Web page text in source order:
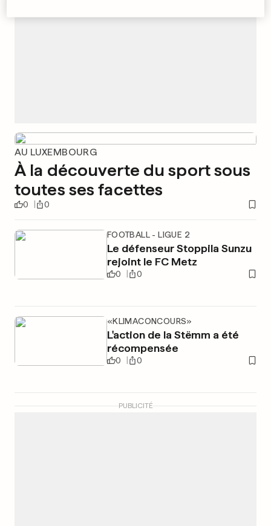
AU LUXEMBOURG
À la découverte du sport sous
toutes ses facettes
0 0
FOOTBALL - LIGUE 2
Le défenseur Stoppila Sunzu
rejoint le FC Metz
0 0
«KLIMACONCOURS»
L'action de la Stëmm a été
récompensée
0 0
PUBLICITÉ